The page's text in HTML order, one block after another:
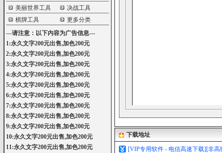
美丽世界工具
决战工具
棋牌工具
更多分类
---请注意：以下内容为广告信息---
1:永久文字200元出售,加色200元
2:永久文字200元出售,加色200元
3:永久文字200元出售,加色200元
4:永久文字200元出售,加色200元
5:永久文字200元出售,加色200元
6:永久文字200元出售,加色200元
7:永久文字200元出售,加色200元
8:永久文字200元出售,加色200元
9:永久文字200元出售,加色200元
10:永久文字200元出售,加色200元
11:永久文字200元出售,加色200元
下载地址
[VIP专用软件 - 电信高速下载][非高